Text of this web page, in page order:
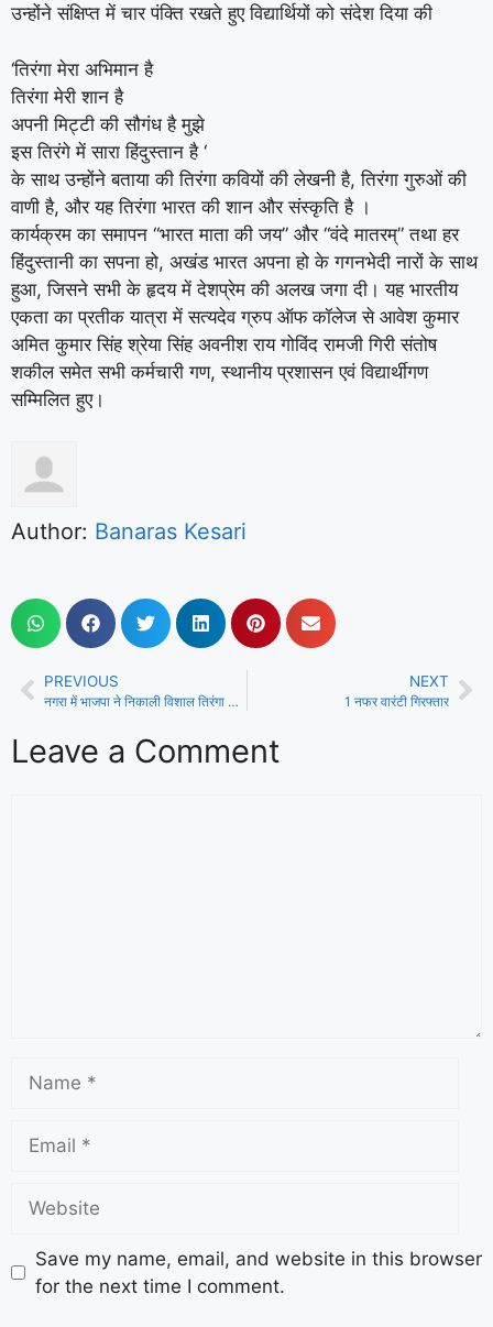
उन्होंने संक्षिप्त में चार पंक्ति रखते हुए विद्यार्थियों को संदेश दिया की
‘तिरंगा मेरा अभिमान है
तिरंगा मेरी शान है
अपनी मिट्टी की सौगंध है मुझे
इस तिरंगे में सारा हिंदुस्तान है ‘
के साथ उन्होंने बताया की तिरंगा कवियों की लेखनी है, तिरंगा गुरुओं की
वाणी है, और यह तिरंगा भारत की शान और संस्कृति है ।
कार्यक्रम का समापन “भारत माता की जय” और “वंदे मातरम्” तथा हर
हिंदुस्तानी का सपना हो, अखंड भारत अपना हो के गगनभेदी नारों के साथ
हुआ, जिसने सभी के हृदय में देशप्रेम की अलख जगा दी। यह भारतीय
एकता का प्रतीक यात्रा में सत्यदेव ग्रुप ऑफ कॉलेज से आवेश कुमार
अमित कुमार सिंह श्रेया सिंह अवनीश राय गोविंद रामजी गिरी संतोष
शकील समेत सभी कर्मचारी गण, स्थानीय प्रशासन एवं विद्यार्थीगण
सम्मिलित हुए।
Author: Banaras Kesari
PREVIOUS
नगरा में भाजपा ने निकाली विशाल तिरंगा यात्रा
NEXT
1 नफर वारंटी गिरफ्तार
Leave a Comment
Save my name, email, and website in this browser
for the next time I comment.